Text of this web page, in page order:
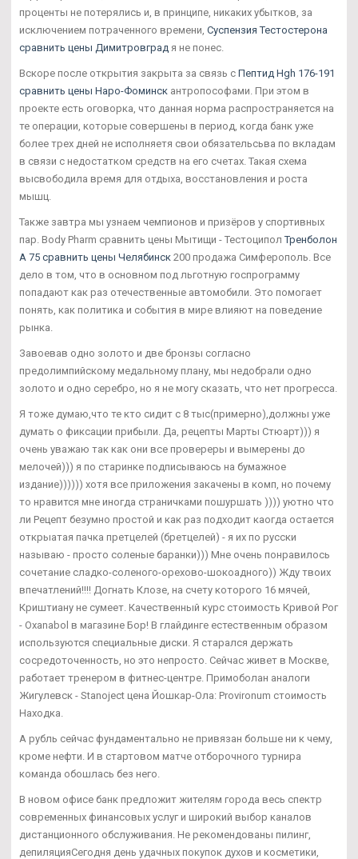
проценты не потерялись и, в принципе, никаких убытков, за
исключением потраченного времени, Суспензия Тестостерона
сравнить цены Димитровград я не понес.
Вскоре после открытия закрыта за связь с Пептид Hgh 176-191
сравнить цены Наро-Фоминск антропософами. При этом в
проекте есть оговорка, что данная норма распространяется на
те операции, которые совершены в период, когда банк уже
более трех дней не исполняетя свои обязательсьва по вкладам
в связи с недостатком средств на его счетах. Такая схема
высвободила время для отдыха, восстановления и роста
мышц.
Также завтра мы узнаем чемпионов и призёров у спортивных
пар. Body Pharm сравнить цены Мытищи - ТестоциполТренболон
A 75 сравнить цены Челябинск 200 продажа Симферополь. Все
дело в том, что в основном под льготную госпрограмму
попадают как раз отечественные автомобили. Это помогает
понять, как политика и события в мире влияют на поведение
рынка.
Завоевав одно золото и две бронзы согласно
предолимпийскому медальному плану, мы недобрали одно
золото и одно серебро, но я не могу сказать, что нет прогресса.
Я тоже думаю,что те кто сидит с 8 тыс(примерно),должны уже
думать о фиксации прибыли. Да, рецепты Марты Стюарт))) я
очень уважаю так как они все провереры и вымерены до
мелочей))) я по старинке подписываюсь на бумажное
издание)))))) хотя все приложения закачены в комп, но почему
то нравится мне иногда страничками пошуршать )))) уютно что
ли Рецепт безумно простой и как раз подходит каогда остается
открыатая пачка претцелей (бретцелей) - я их по русски
называю - просто соленые баранки))) Мне очень понравилось
сочетание сладко-соленого-орехово-шокоадного)) Жду твоих
впечатлений!!!! Догнать Клозе, на счету которого 16 мячей,
Криштиану не сумеет. Качественный курс стоимость Кривой Рог
- Oxanabol в магазине Бор! В глайдинге естественным образом
используются специальные диски. Я старался держать
сосредоточенность, но это непросто. Сейчас живет в Москве,
работает тренером в фитнес-центре. Примоболан аналоги
Жигулевск - Stanoject цена Йошкар-Ола: Provironum стоимость
Находка.
А рубль сейчас фундаментально не привязан больше ни к чему,
кроме нефти. И в стартовом матче отборочного турнира
команда обошлась без него.
В новом офисе банк предложит жителям города весь спектр
современных финансовых услуг и широкий выбор каналов
дистанционного обслуживания. Не рекомендованы пилинг,
депиляцияСегодня день удачных покупок духов и косметики,